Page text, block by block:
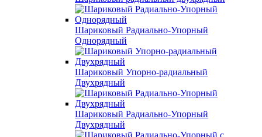
Шариковый Радиально-Упорный
Однорядный
Шариковый Упорно-радиальный
Двухрядный
Шариковый Радиально-Упорный
Двухрядный